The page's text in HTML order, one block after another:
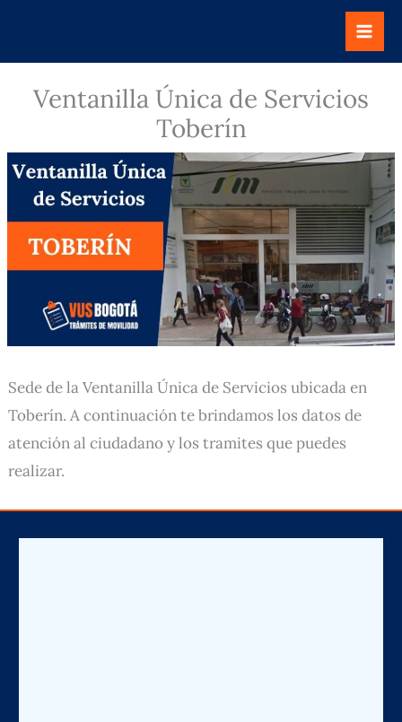
contenido
Ventanilla Única de Servicios
Toberín
Sede de la Ventanilla Única de Servicios ubicada en
Toberín. A continuación te brindamos los datos de
atención al ciudadano y los tramites que puedes
realizar.